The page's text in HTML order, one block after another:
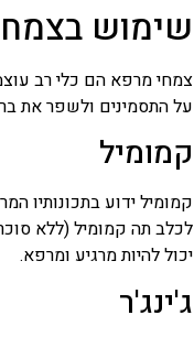
שימוש
צמחי מרפא הם כלי רב
על התסמינים ולשפר את
קמומיל
קמומיל ידוע בתכונותיו
לכלב תה קמומיל (ללא
יכול להיות מרגיע ומרפא.
ג'ינג'ר